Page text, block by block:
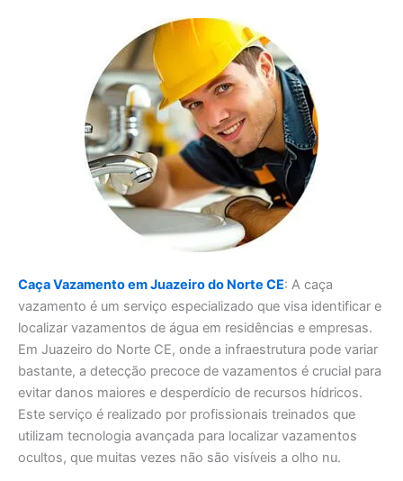
Caça Vazamento em Juazeiro do Norte CE: A caça
vazamento é um serviço especializado que visa identificar e
localizar vazamentos de água em residências e empresas.
Em Juazeiro do Norte CE, onde a infraestrutura pode variar
bastante, a detecção precoce de vazamentos é crucial para
evitar danos maiores e desperdício de recursos hídricos.
Este serviço é realizado por profissionais treinados que
utilizam tecnologia avançada para localizar vazamentos
ocultos, que muitas vezes não são visíveis a olho nu.